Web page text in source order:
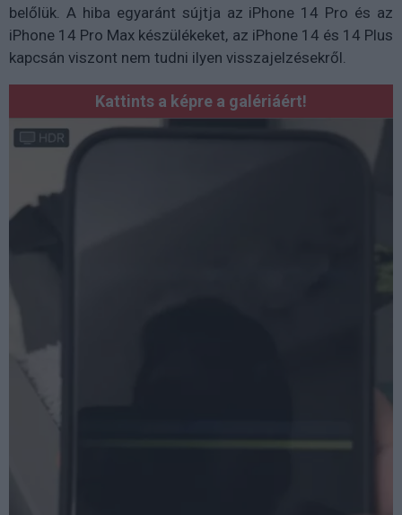
belőlük. A hiba egyaránt sújtja az iPhone 14 Pro és az
iPhone 14 Pro Max készülékeket, az iPhone 14 és 14 Plus
kapcsán viszont nem tudni ilyen visszajelzésekről.
Kattints a képre a galériáért!